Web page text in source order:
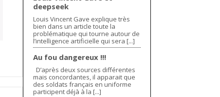
deepseek
Louis Vincent Gave explique très
bien dans un article toute la
problématique qui tourne autour de
l’intelligence artificielle qui sera [...]
Au fou dangereux !!!
D’après deux sources différentes
mais concordantes, il apparait que
des soldats français en uniforme
participent déjà à la [...]